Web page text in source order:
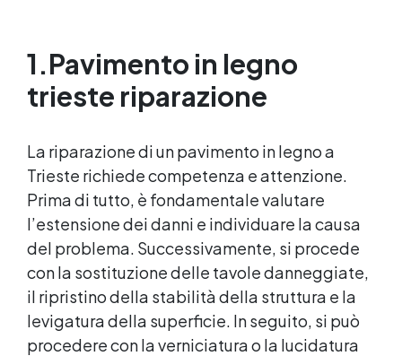
1.Pavimento in legno
trieste riparazione
La riparazione di un pavimento in legno a
Trieste richiede competenza e attenzione.
Prima di tutto, è fondamentale valutare
l’estensione dei danni e individuare la causa
del problema. Successivamente, si procede
con la sostituzione delle tavole danneggiate,
il ripristino della stabilità della struttura e la
levigatura della superficie. In seguito, si può
procedere con la verniciatura o la lucidatura